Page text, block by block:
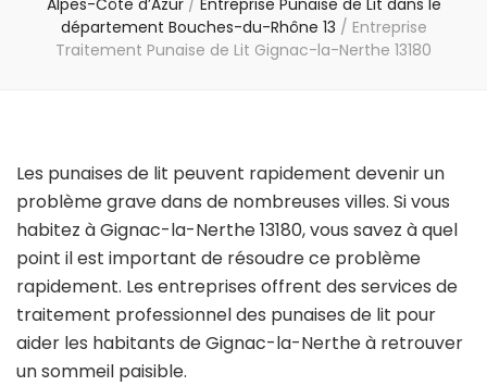
Alpes-Côte d’Azur / Entreprise Punaise de Lit dans le
département Bouches-du-Rhône 13 / Entreprise
Traitement Punaise de Lit Gignac-la-Nerthe 13180
Les punaises de lit peuvent rapidement devenir un
problème grave dans de nombreuses villes. Si vous
habitez à Gignac-la-Nerthe 13180, vous savez à quel
point il est important de résoudre ce problème
rapidement. Les entreprises offrent des services de
traitement professionnel des punaises de lit pour
aider les habitants de Gignac-la-Nerthe à retrouver
un sommeil paisible.